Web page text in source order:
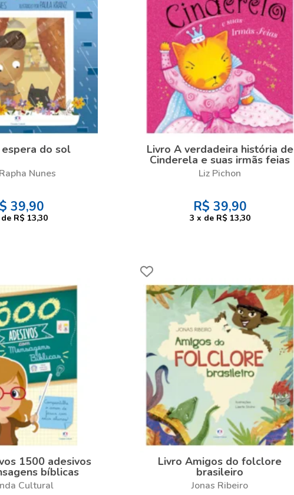
do sol
Nunes
39,90
de R$ 13,30
Livro A verdadeira história de
Cinderela e suas irmãs feias
Liz Pichon
R$ 39,90
3 x de R$ 13,30
1500 adesivos
bíblicas
Cultural
Livro Amigos do folclore
brasileiro
Jonas Ribeiro